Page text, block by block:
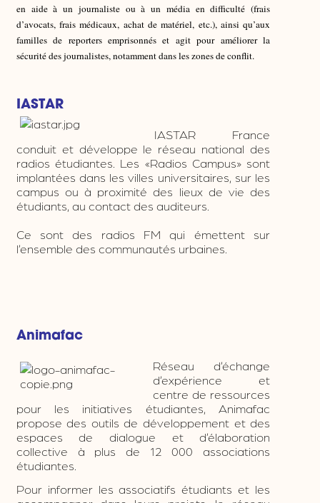
en aide à un journaliste ou à un média en difficulté (frais
d’avocats, frais médicaux, achat de matériel, etc.), ainsi qu’aux
familles de reporters emprisonnés et agit pour améliorer la
sécurité des journalistes, notamment dans les zones de conflit.
IASTAR
IASTAR France
conduit et développe le réseau national des
radios étudiantes. Les «Radios Campus» sont
implantées dans les villes universitaires, sur les
campus ou à proximité des lieux de vie des
étudiants, au contact des auditeurs.
Ce sont des radios FM qui émettent sur
l’ensemble des communautés urbaines.
Animafac
Réseau d’échange
d’expérience et
centre de ressources
pour les initiatives étudiantes, Animafac
propose des outils de développement et des
espaces de dialogue et d’élaboration
collective à plus de 12 000 associations
étudiantes.
Pour informer les associatifs étudiants et les